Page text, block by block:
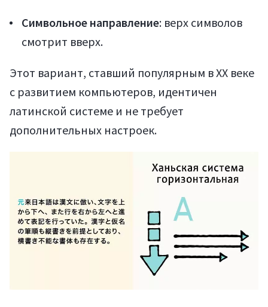
Символьное направление: верх символов
смотрит вверх.
Этот вариант, ставший популярным в XX веке
с развитием компьютеров, идентичен
латинской системе и не требует
дополнительных настроек.